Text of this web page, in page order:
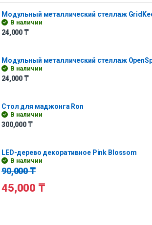
Модульный металлический стеллаж
В наличии
24,000 ₸
Модульный металлический стеллаж
В наличии
24,000 ₸
Стол для маджонга Ron
В наличии
300,000 ₸
LED-дерево декоративное Pink Blossom
В наличии
90,000₸
45,000 ₸